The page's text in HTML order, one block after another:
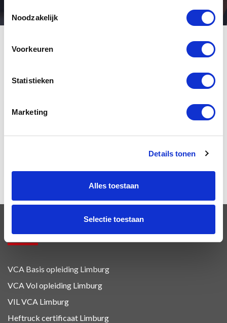
Noodzakelijk
Voorkeuren
Statistieken
Marketing
Details tonen
Alles toestaan
Selectie toestaan
VCA Basis (1 & 2 daags)
OPLEIDINGEN
VCA Basis opleiding Limburg
VCA Vol opleiding Limburg
VIL VCA Limburg
Heftruck certificaat Limburg